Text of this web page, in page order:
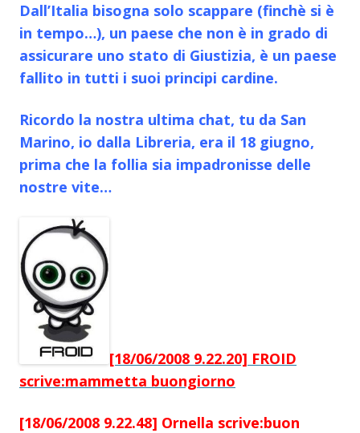
Dall’Italia bisogna solo scappare (finchè si è
in tempo…), un paese che non è in grado di
assicurare uno stato di Giustizia, è un paese
fallito in tutti i suoi principi cardine.
Ricordo la nostra ultima chat, tu da San
Marino, io dalla Libreria, era il 18 giugno,
prima che la follia sia impadronisse delle
nostre vite…
[18/06/2008 9.22.20] FROID
scrive:mammetta buongiorno
[18/06/2008 9.22.48] Ornella scrive:buon